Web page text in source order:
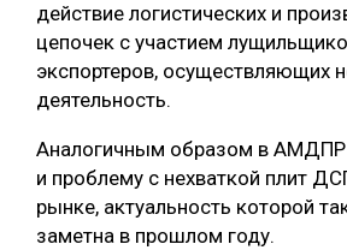
действие логистических и
цепочек с участием
экспортеров, осуществляющих
деятельность.
Аналогичным образом в
и проблему с нехваткой плит
рынке, актуальность которой
заметна в прошлом году.